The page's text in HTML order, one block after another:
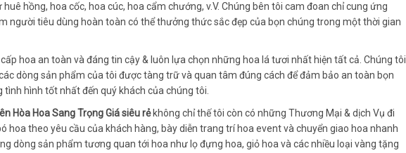
hồng, hoa cốc, hoa cúc, hoa cẩm chướng, v.V. Chúng bên tôi cam đoan chỉ cung ứng
người tiêu dùng hoàn toàn có thể thưởng thức sắc đẹp của bọn chúng trong một thời gian
hoa an toàn và đáng tin cậy & luôn lựa chọn những hoa lá tươi nhất hiện tất cả. Chúng tôi
dòng sản phẩm của tôi được tàng trữ và quan tâm đúng cách để đảm bảo an toàn bọn
hình tốt nhất đến quý khách của chúng tôi.
Hòa Hoa Sang Trọng Giá siêu rẻ không chỉ thế tôi còn có những Thương Mại & dịch Vụ đi
hoa theo yêu cầu của khách hàng, bày diễn trang trí hoa event và chuyển giao hoa nhanh
dòng sản phẩm tương quan tới hoa như lọ đựng hoa, giỏ hoa và các nhiều loại vàng tặng